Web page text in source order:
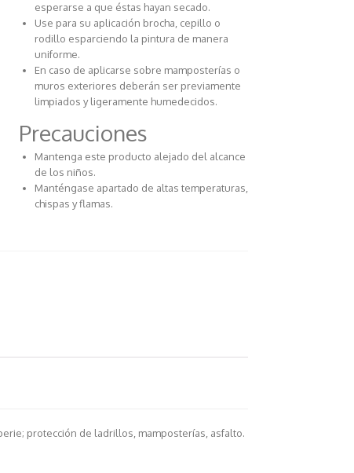
esperarse a que éstas hayan secado.
Use para su aplicación brocha, cepillo o
rodillo esparciendo la pintura de manera
uniforme.
En caso de aplicarse sobre mamposterías o
muros exteriores deberán ser previamente
limpiados y ligeramente humedecidos.
Precauciones
Mantenga este producto alejado del alcance
de los niños.
Manténgase apartado de altas temperaturas,
chispas y flamas.
protección de ladrillos, mamposterías, asfalto.